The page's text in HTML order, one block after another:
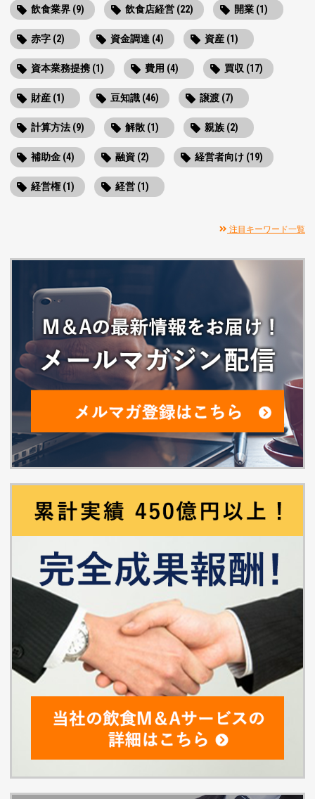
飲食業界 (9) 飲食店経営 (22) 開業 (1)
赤字 (2) 資金調達 (4) 資産 (1)
資本業務提携 (1) 費用 (4) 買収 (17)
財産 (1) 豆知識 (46) 譲渡 (7)
計算方法 (9) 解散 (1) 親族 (2)
補助金 (4) 融資 (2) 経営者向け (19)
経営権 (1) 経営 (1)
注目キーワード一覧